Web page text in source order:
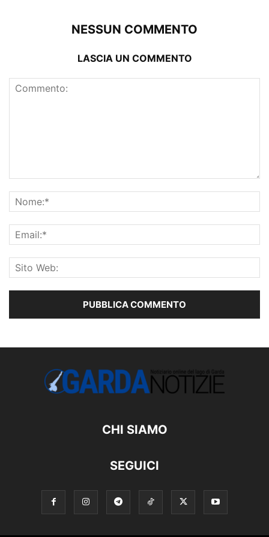
NESSUN COMMENTO
LASCIA UN COMMENTO
CHI SIAMO
SEGUICI